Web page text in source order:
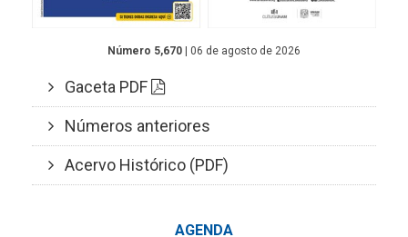
Número 5,670 | 06 de agosto de 2026
Gaceta PDF
Números anteriores
Acervo Histórico (PDF)
AGENDA